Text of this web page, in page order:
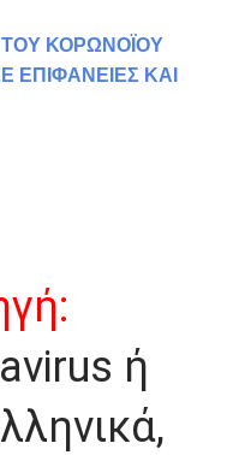
ΚΟΡΩΝΟΪΟΥ
ΕΠΙΦΑΝΕΙΕΣ ΚΑΙ
ή